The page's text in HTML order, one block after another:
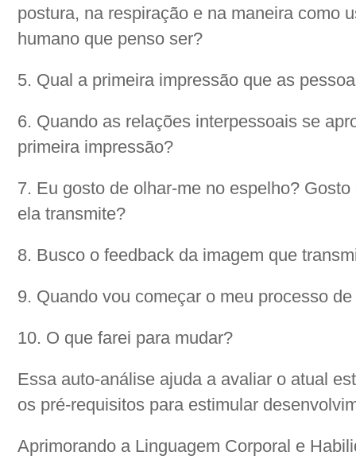
postura, na respiração e na maneira como
humano que penso ser?
5. Qual a primeira impressão que as
6. Quando as relações interpessoais se
primeira impressão?
7. Eu gosto de olhar-me no espelho?
ela transmite?
8. Busco o feedback da imagem que
9. Quando vou começar o meu processo
10. O que farei para mudar?
Essa auto-análise ajuda a avaliar o atual
os pré-requisitos para estimular
Aprimorando a Linguagem Corporal e